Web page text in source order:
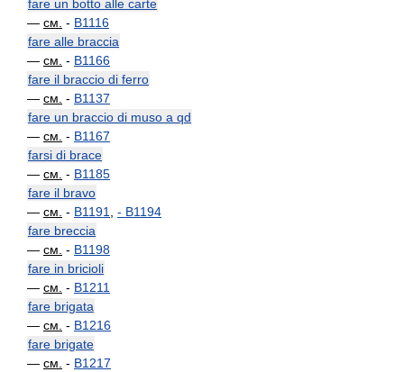
fare un botto alle carte
— см. - B1116
fare alle braccia
— см. - B1166
fare il braccio di ferro
— см. - B1137
fare un braccio di muso a qd
— см. - B1167
farsi di brace
— см. - B1185
fare il bravo
— см. - B1191 - B1194
fare breccia
— см. - B1198
fare in bricioli
— см. - B1211
fare brigata
— см. - B1216
fare brigate
— см. - B1217